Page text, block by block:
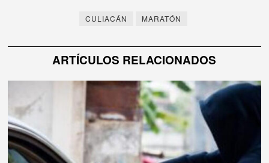
CULIACÁN MARATÓN
ARTÍCULOS RELACIONADOS